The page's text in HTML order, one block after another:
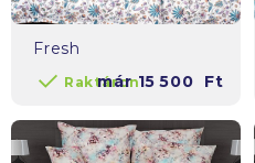
Fresh
Raktáron
már15 500 Ft